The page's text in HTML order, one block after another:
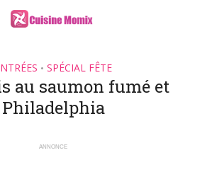
• SPÉCIAL FÊTE
au saumon fumé et
Philadelphia
ANNONCE